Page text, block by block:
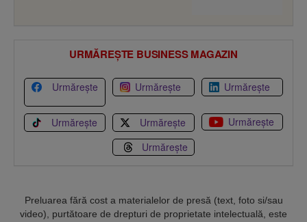
URMĂREȘTE BUSINESS MAGAZIN
Urmărește Urmărește Urmărește
Urmărește Urmărește
Urmărește
Urmărește
Preluarea fără cost a materialelor de presă (text, foto si/sau
video), purtătoare de drepturi de proprietate intelectuală, este